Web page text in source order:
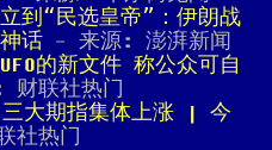
到“民选皇帝”：伊朗战
话 - 来源: 澎湃新闻
的新文件 称公众可自
联社热门
大期指集体上涨 | 今
社热门